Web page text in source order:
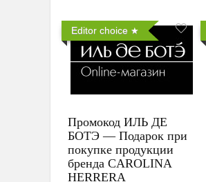
Editor choice
Промокод ИЛЬ ДЕ
БОТЭ — Подарок при
покупке продукции
бренда CAROLINA
HERRERA